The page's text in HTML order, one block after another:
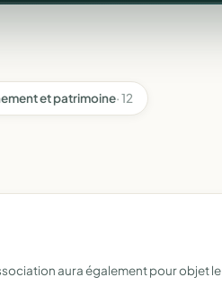
et patrimoine· 12
aura également pour objet le